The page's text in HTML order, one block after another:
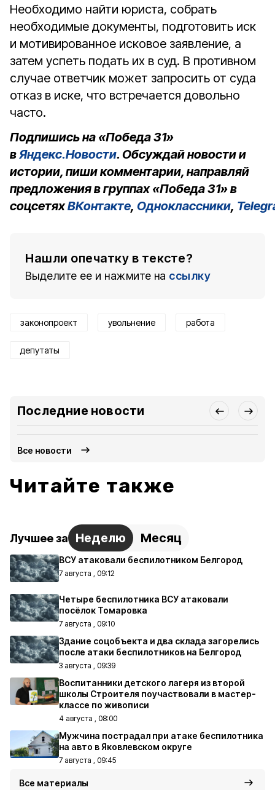
Необходимо найти юриста, собрать
необходимые документы, подготовить иск
и мотивированное исковое заявление, а
затем успеть подать их в суд. В противном
случае ответчик может запросить от суда
отказ в иске, что встречается довольно
часто.
Подпишись на «Победа 31»
вЯндекс.Новости. Обсуждай новости и
истории, пиши комментарии, направляй
предложения в группах «Победа 31» в
соцсетяхВКонтакте, Одноклассники,
Нашли опечатку в тексте?
Выделите ее и нажмите на ссылку
законопроект увольнение работа
депутаты
Последние новости
Все новости
Читайте также
Лучшее за Неделю Месяц
ВСУ атаковали беспилотником Белгород
7 августа , 09:12
Четыре беспилотника ВСУ атаковали
посёлок Томаровка
7 августа , 09:10
Здание соцобъекта и два склада загорелись
после атаки беспилотников на Белгород
3 августа , 09:39
Воспитанники детского лагеря из второй
школы Строителя поучаствовали в мастер-
классе по живописи
4 августа , 08:00
Мужчина пострадал при атаке беспилотника
на авто в Яковлевском округе
7 августа , 09:45
Все материалы